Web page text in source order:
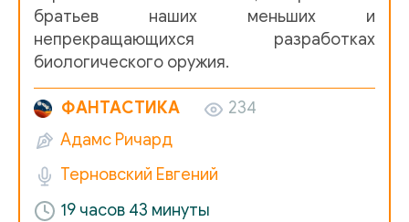
0025
0026
0027
0028
0029
братьев наших меньших и
непрекращающихся разработках
биологического оружия.
ФАНТАСТИКА
234
Адамс Ричард
Терновский Евгений
19 часов 43 минуты